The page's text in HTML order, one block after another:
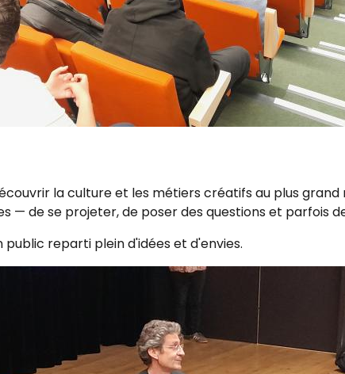
la culture et les métiers créatifs au plus
de se projeter, de poser des questions et parfois
reparti plein d'idées et d'envies.